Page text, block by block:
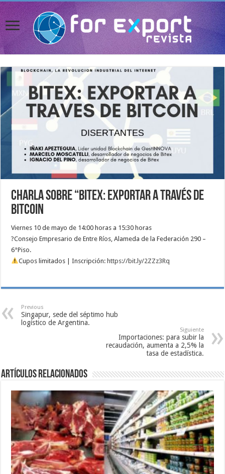
Charla sobre “Bitex: Exportar a través de
Bitcoin
Viernes 10 de mayo de 14:00 horas a 15:30 horas
?Consejo Empresario de Entre Ríos, Alameda de la Federación 290 –
6°Piso.
Cupos limitados | Inscripción: https://bit.ly/2ZZz3Rq
Previous
Singapur, sede del séptimo hub
logístico de Argentina.
Siguiente
Importaciones: para subir la
recaudación, aumenta a 2,5% la
tasa de estadística.
Artículos relacionados